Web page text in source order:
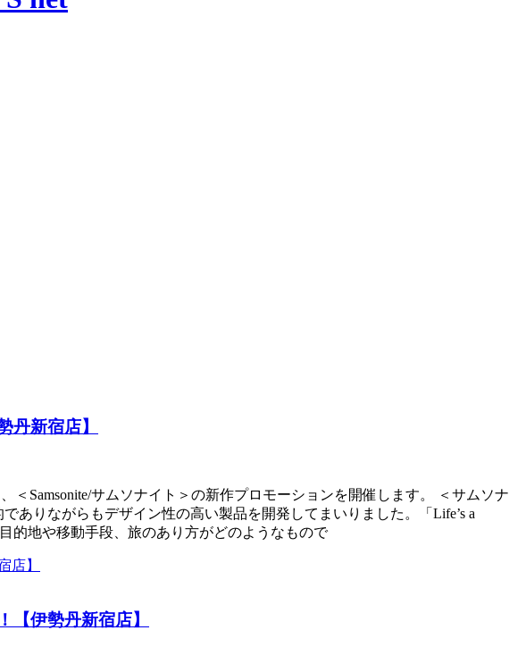
丹新宿店】
Samsonite/サムソナイト＞の新作プロモーションを開催します。 ＜サムソナ
ありながらもデザイン性の高い製品を開発してまいりました。「Life’s a
的地や移動手段、旅のあり方がどのようなもので
【伊勢丹新宿店】